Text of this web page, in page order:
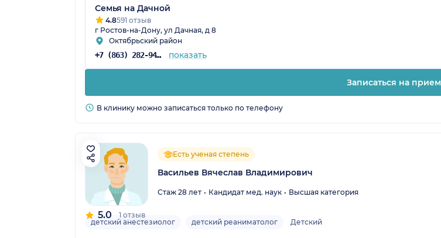
Семья на Дачной
4.8591 отзыв
г Ростов-на-Дону, ул Дачная, д 8
Октябрьский район
+7 (863) 282-94-55 показать
Записаться на прием
В клинику можно записаться только по телефону
5.0 1 отзыв
Есть ученая степень
Васильев Вячеслав Владимирович
Стаж 28 лет Кандидат мед. наук Высшая категория
детский анестезиолог детский реаниматолог Детский